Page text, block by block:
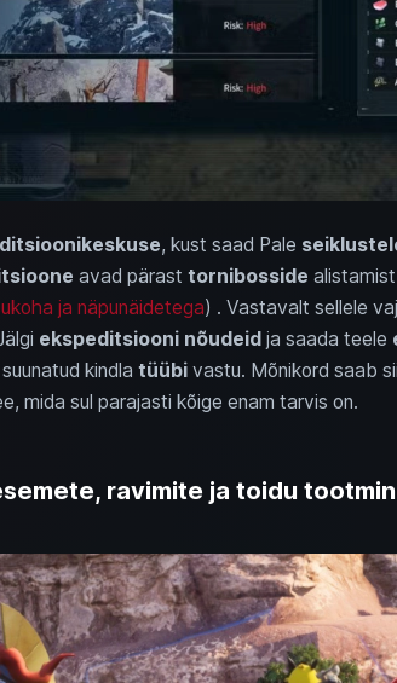
, kust saad Pale
avad pärast tornibosside
ja näpunäidetega) . Vastavalt sellele
ekspeditsiooni nõudeidja saada teele
kindla tüübivastu. Mõnikord saab
mida sul parajasti kõige enam tarvis on.
ravimite ja toidu